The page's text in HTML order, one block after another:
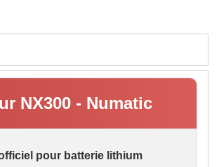
NX300 - Numatic
pour batterie lithium